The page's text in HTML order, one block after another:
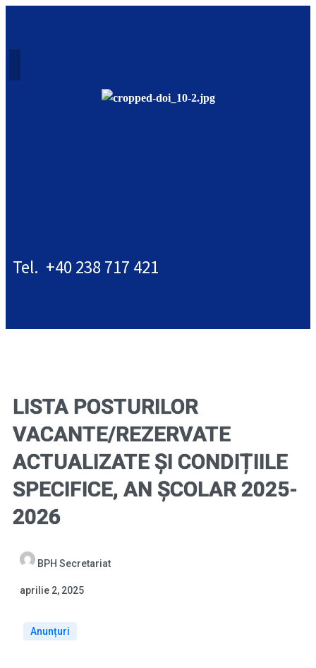
Tel. +40 238 717 421
LISTA POSTURILOR
VACANTE/REZERVATE
ACTUALIZATE ȘI CONDIȚIILE
SPECIFICE, AN ȘCOLAR 2025-
2026
BPH Secretariat
aprilie 2, 2025
Anunțuri